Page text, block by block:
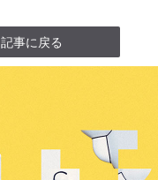
記事に戻る